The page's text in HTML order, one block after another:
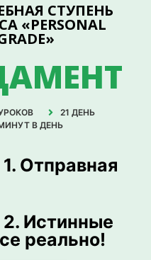
СТУПЕНЬ
«PERSONAL
21 ДЕНЬ
В ДЕНЬ
Отправная
Истинные
реально!